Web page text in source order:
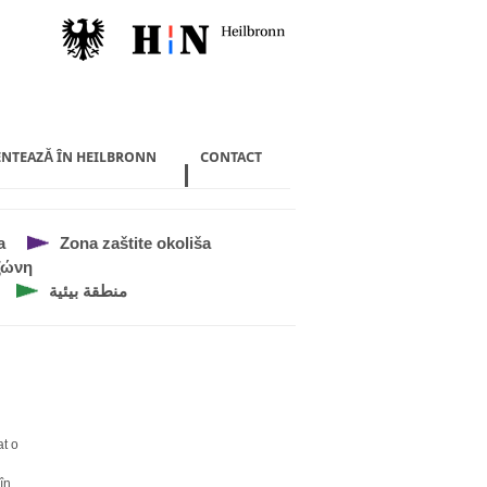
ÎN HEILBRONN CONTACT
Zona zaštite okoliša
منطقة بيئية
o